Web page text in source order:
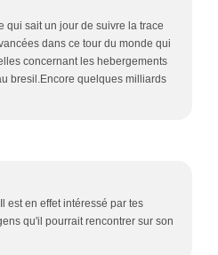
qui sait un jour de suivre la trace
dans ce tour du monde qui
concernant les hebergements
bresil.Encore quelques milliards
est en effet intéressé par tes
qu'il pourrait rencontrer sur son